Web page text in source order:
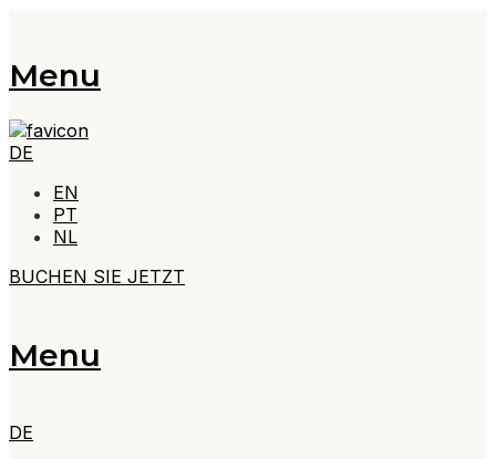
Menu
DE
EN
PT
NL
BUCHEN SIE JETZT
Menu
DE